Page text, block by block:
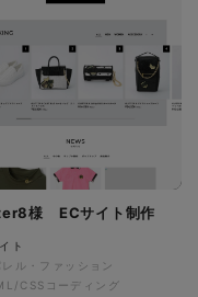
様 ECサイト制作
ト
ル・ファッション
CSSコーディング